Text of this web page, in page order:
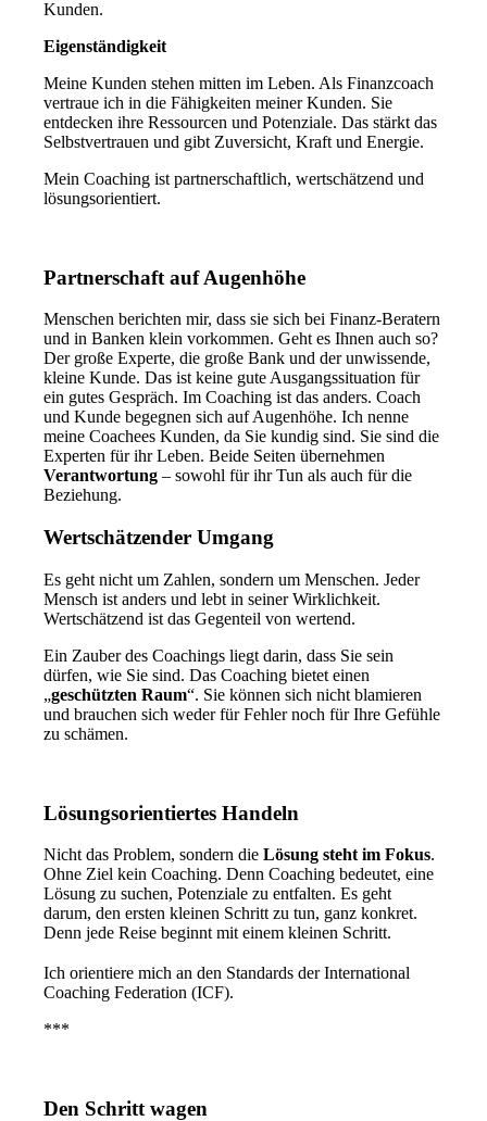
Kunden.
Eigenständigkeit
Meine Kunden stehen mitten im Leben. Als Finanzcoach
vertraue ich in die Fähigkeiten meiner Kunden. Sie
entdecken ihre Ressourcen und Potenziale. Das stärkt das
Selbstvertrauen und gibt Zuversicht, Kraft und Energie.
Mein Coaching ist partnerschaftlich, wertschätzend und
lösungsorientiert.
Partnerschaft auf Augenhöhe
Menschen berichten mir, dass sie sich bei Finanz-Beratern
und in Banken klein vorkommen. Geht es Ihnen auch so?
Der große Experte, die große Bank und der unwissende,
kleine Kunde. Das ist keine gute Ausgangssituation für
ein gutes Gespräch. Im Coaching ist das anders. Coach
und Kunde begegnen sich auf Augenhöhe. Ich nenne
meine Coachees Kunden, da Sie kundig sind. Sie sind die
Experten für ihr Leben. Beide Seiten übernehmen
Verantwortung – sowohl für ihr Tun als auch für die
Beziehung.
Wertschätzender Umgang
Es geht nicht um Zahlen, sondern um Menschen. Jeder
Mensch ist anders und lebt in seiner Wirklichkeit.
Wertschätzend ist das Gegenteil von wertend.
Ein Zauber des Coachings liegt darin, dass Sie sein
dürfen, wie Sie sind. Das Coaching bietet einen
„geschützten Raum“. Sie können sich nicht blamieren
und brauchen sich weder für Fehler noch für Ihre Gefühle
zu schämen.
Lösungsorientiertes Handeln
Nicht das Problem, sondern die Lösung steht im Fokus.
Ohne Ziel kein Coaching. Denn Coaching bedeutet, eine
Lösung zu suchen, Potenziale zu entfalten. Es geht
darum, den ersten kleinen Schritt zu tun, ganz konkret.
Denn jede Reise beginnt mit einem kleinen Schritt.
Ich orientiere mich an den Standards der International
Coaching Federation (ICF).
***
Den Schritt wagen